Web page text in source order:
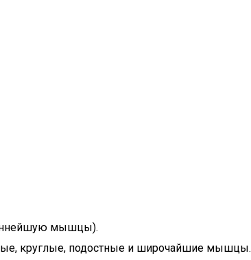
мышцы).
круглые, подостные и широчайшие мышцы.